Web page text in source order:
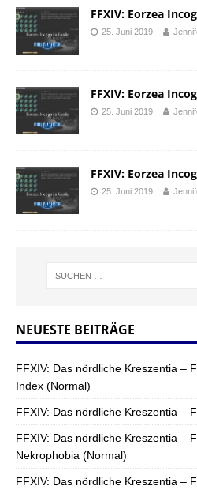
FFXIV: Eorzea
25. Juni 2019
FFXIV: Eorzea
25. Juni 2019
FFXIV: Eorzea
25. Juni 2019
NEUESTE BEITRÄGE
FFXIV: Das nördliche Kreszentia –
Index (Normal)
FFXIV: Das nördliche Kreszentia –
FFXIV: Das nördliche Kreszentia –
Nekrophobia (Normal)
FFXIV: Das nördliche Kreszentia –